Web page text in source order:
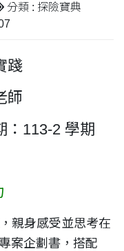
分類 : 探險寶典
踐
師
：113-2 學期
親身感受並思考在
案企劃書，搭配